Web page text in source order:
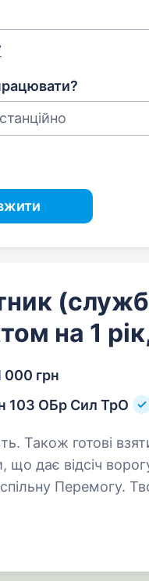
на 1
000 грн
103 ОБр Сил ТрО
готові взяти студента.
дає відсіч
Перемогу.